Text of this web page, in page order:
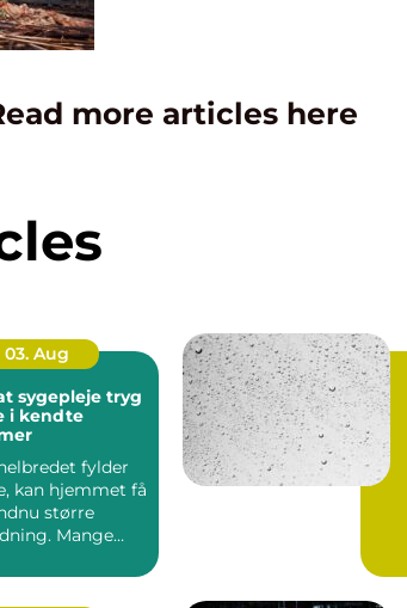
more articles here
03. Aug
sygepleje tryg
i kendte
fylder
kan hjemmet få
større
Mange